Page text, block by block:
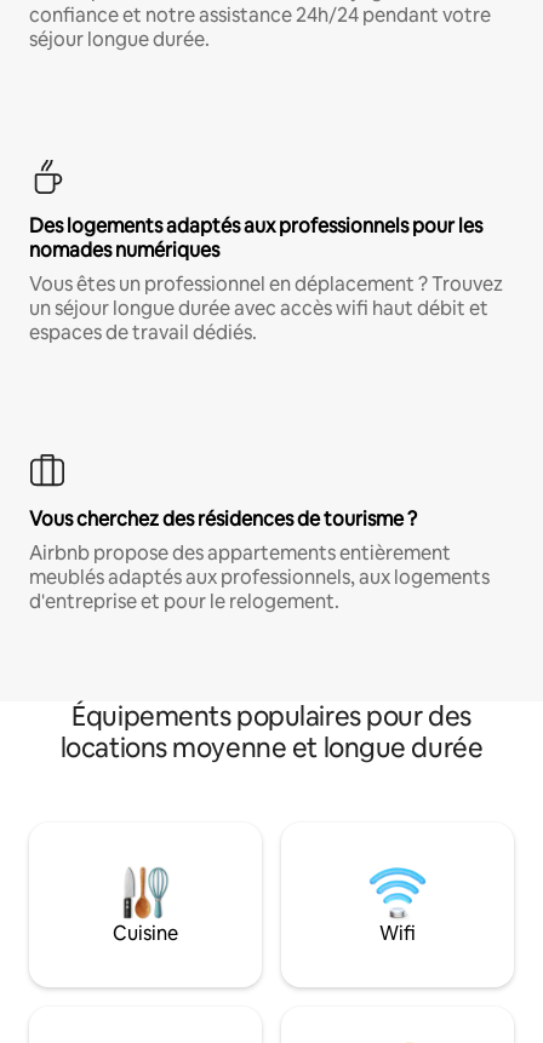
confiance et notre assistance 24h/24 pendant votre
séjour longue durée.
Des logements adaptés aux professionnels pour les
nomades numériques
Vous êtes un professionnel en déplacement ? Trouvez
un séjour longue durée avec accès wifi haut débit et
espaces de travail dédiés.
Vous cherchez des résidences de tourisme ?
Airbnb propose des appartements entièrement
meublés adaptés aux professionnels, aux logements
d'entreprise et pour le relogement.
Équipements populaires pour des
locations moyenne et longue durée
Cuisine Wifi